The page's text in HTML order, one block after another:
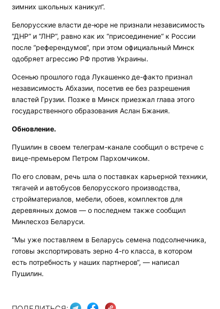
зимних школьных каникул“.
Белорусские власти де-юре не признали независимость
“ДНР“ и “ЛНР“, равно как их “присоединение“ к России
после “референдумов“, при этом официальный Минск
одобряет агрессию РФ против Украины.
Осенью прошлого года Лукашенко де-факто признал
независимость Абхазии, посетив ее без разрешения
властей Грузии. Позже в Минск приезжал глава этого
государственного образования Аслан Бжания.
Обновление.
Пушилин в своем телеграм-канале сообщил о встрече с
вице-премьером Петром Пархомчиком.
По его словам, речь шла о поставках карьерной техники,
тягачей и автобусов белорусского производства,
стройматериалов, мебели, обоев, комплектов для
деревянных домов — о последнем также сообщил
Минлесхоз Беларуси.
“Мы уже поставляем в Беларусь семена подсолнечника,
готовы экспортировать зерно 4-го класса, в котором
есть потребность у наших партнеров“, — написал
Пушилин.